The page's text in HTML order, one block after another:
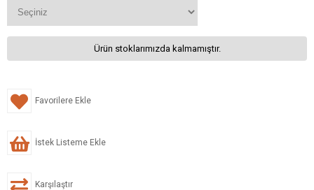
Ürün stoklarımızda kalmamıştır.
Favorilere Ekle
İstek Listeme Ekle
Karşılaştır